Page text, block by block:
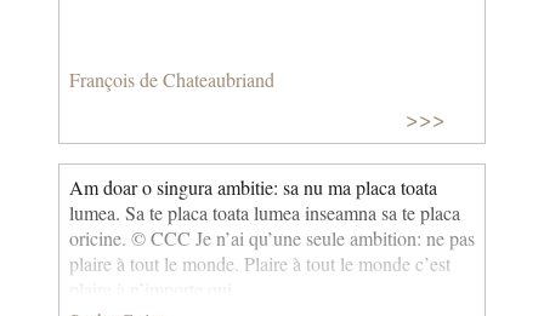
François de Chateaubriand
>>>
Am doar o singura ambitie: sa nu ma placa toata
lumea. Sa te placa toata lumea inseamna sa te placa
oricine. © CCC Je n’ai qu’une seule ambition: ne pas
plaire à tout le monde. Plaire à tout le monde c’est